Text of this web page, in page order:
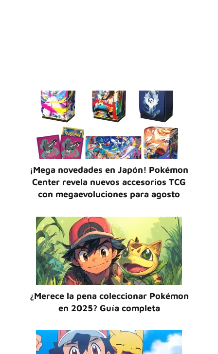
¡Mega novedades en Japón! Pokémon
Center revela nuevos accesorios TCG
con megaevoluciones para agosto
¿Merece la pena coleccionar Pokémon
en 2025? Guía completa